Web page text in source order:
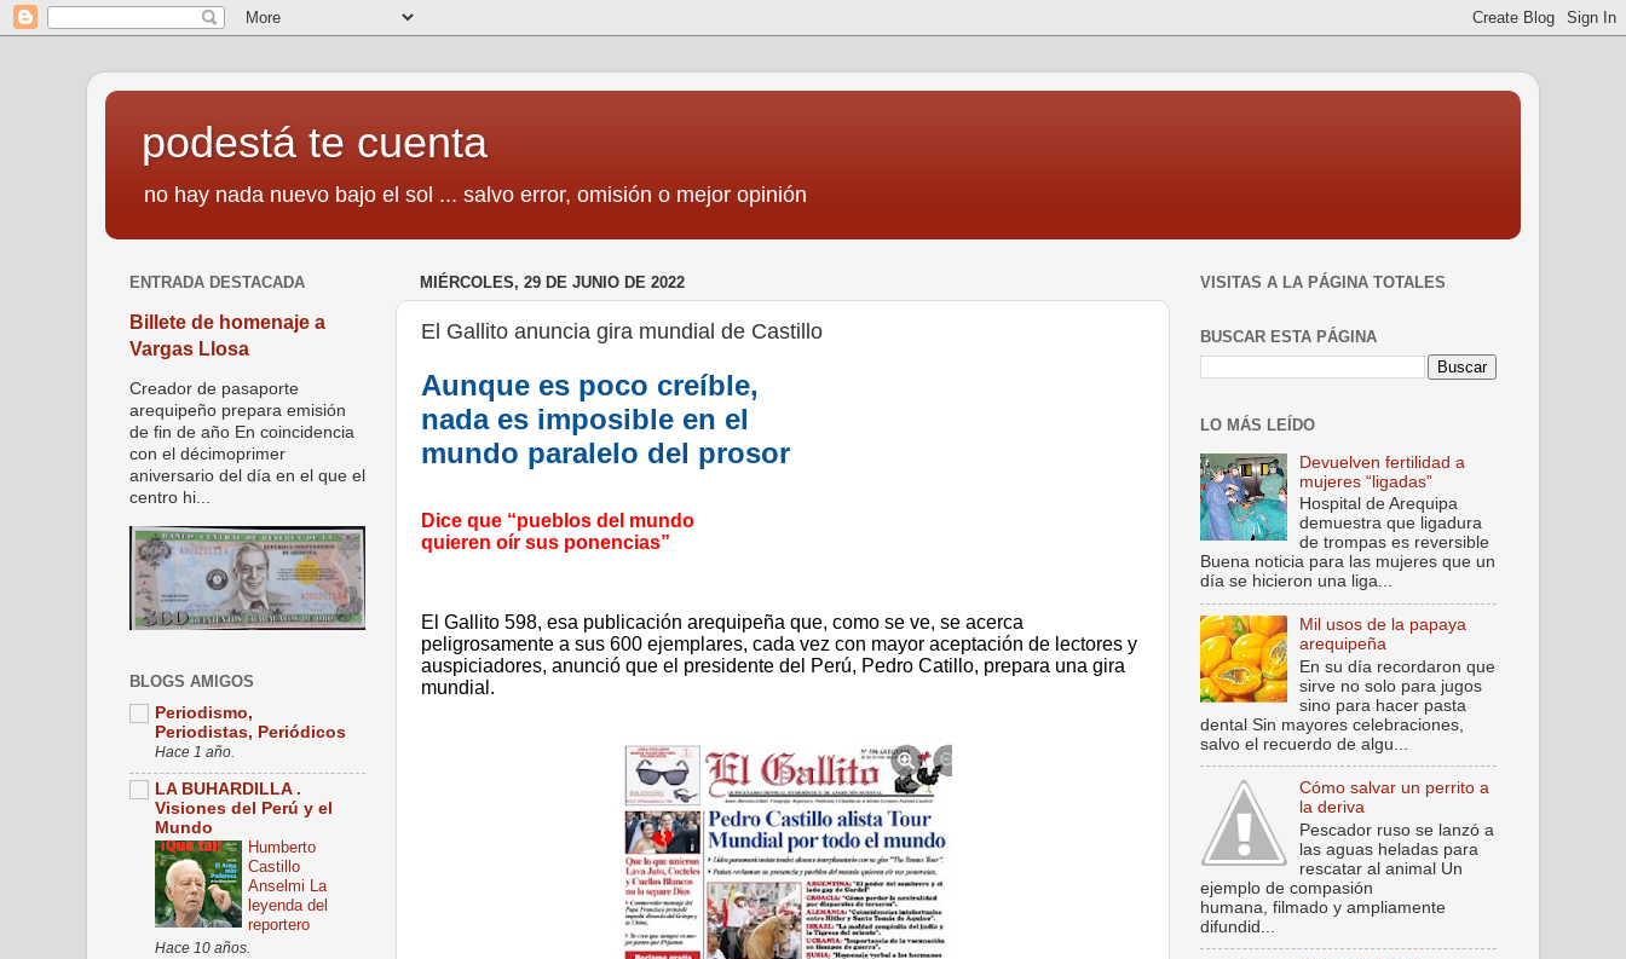
podestá te cuenta
no hay nada nuevo bajo el sol ... salvo error, omisión o mejor opinión
MIÉRCOLES, 29 DE JUNIO DE 2022
El Gallito anuncia gira mundial de Castillo
Aunque es poco creíble,
nada es imposible en el
mundo paralelo del prosor
Dice que “pueblos del mundo
quieren oír sus ponencias”
El Gallito 598, esa publicación arequipeña que, como se ve, se acerca
peligrosamente a sus 600 ejemplares, cada vez con mayor aceptación de lectores y
auspiciadores, anunció que el presidente del Perú, Pedro Catillo, prepara una gira
mundial.
ENTRADA DESTACADA
Billete de homenaje a
Vargas Llosa
Creador de pasaporte
arequipeño prepara emisión
de fin de año En coincidencia
con el décimoprimer
aniversario del día en el que el
centro hi...
BLOGS AMIGOS
Periodismo,
Periodistas, Periódicos
Hace 1 año.
LA BUHARDILLA .
Visiones del Perú y el
Mundo
Humberto
Castillo
Anselmi La
leyenda del
reportero
Hace 10 años.
VISITAS A LA PÁGINA TOTALES
BUSCAR ESTA PÁGINA
LO MÁS LEÍDO
Devuelven fertilidad a
mujeres “ligadas”
Hospital de Arequipa
demuestra que ligadura
de trompas es reversible
Buena noticia para las mujeres que un
día se hicieron una liga...
Mil usos de la papaya
arequipeña
En su día recordaron que
sirve no solo para jugos
sino para hacer pasta
dental Sin mayores celebraciones,
salvo el recuerdo de algu...
Cómo salvar un perrito a
la deriva
Pescador ruso se lanzó a
las aguas heladas para
rescatar al animal Un
ejemplo de compasión
humana, filmado y ampliamente
difundid...